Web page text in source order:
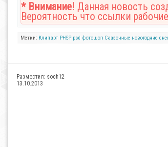
* Внимание! Данная новость
Вероятность что ссылки
Метки: Клипарт PHSP psd фотошоп Сказочные новогодние
Разместил: soch12
13.10.2013